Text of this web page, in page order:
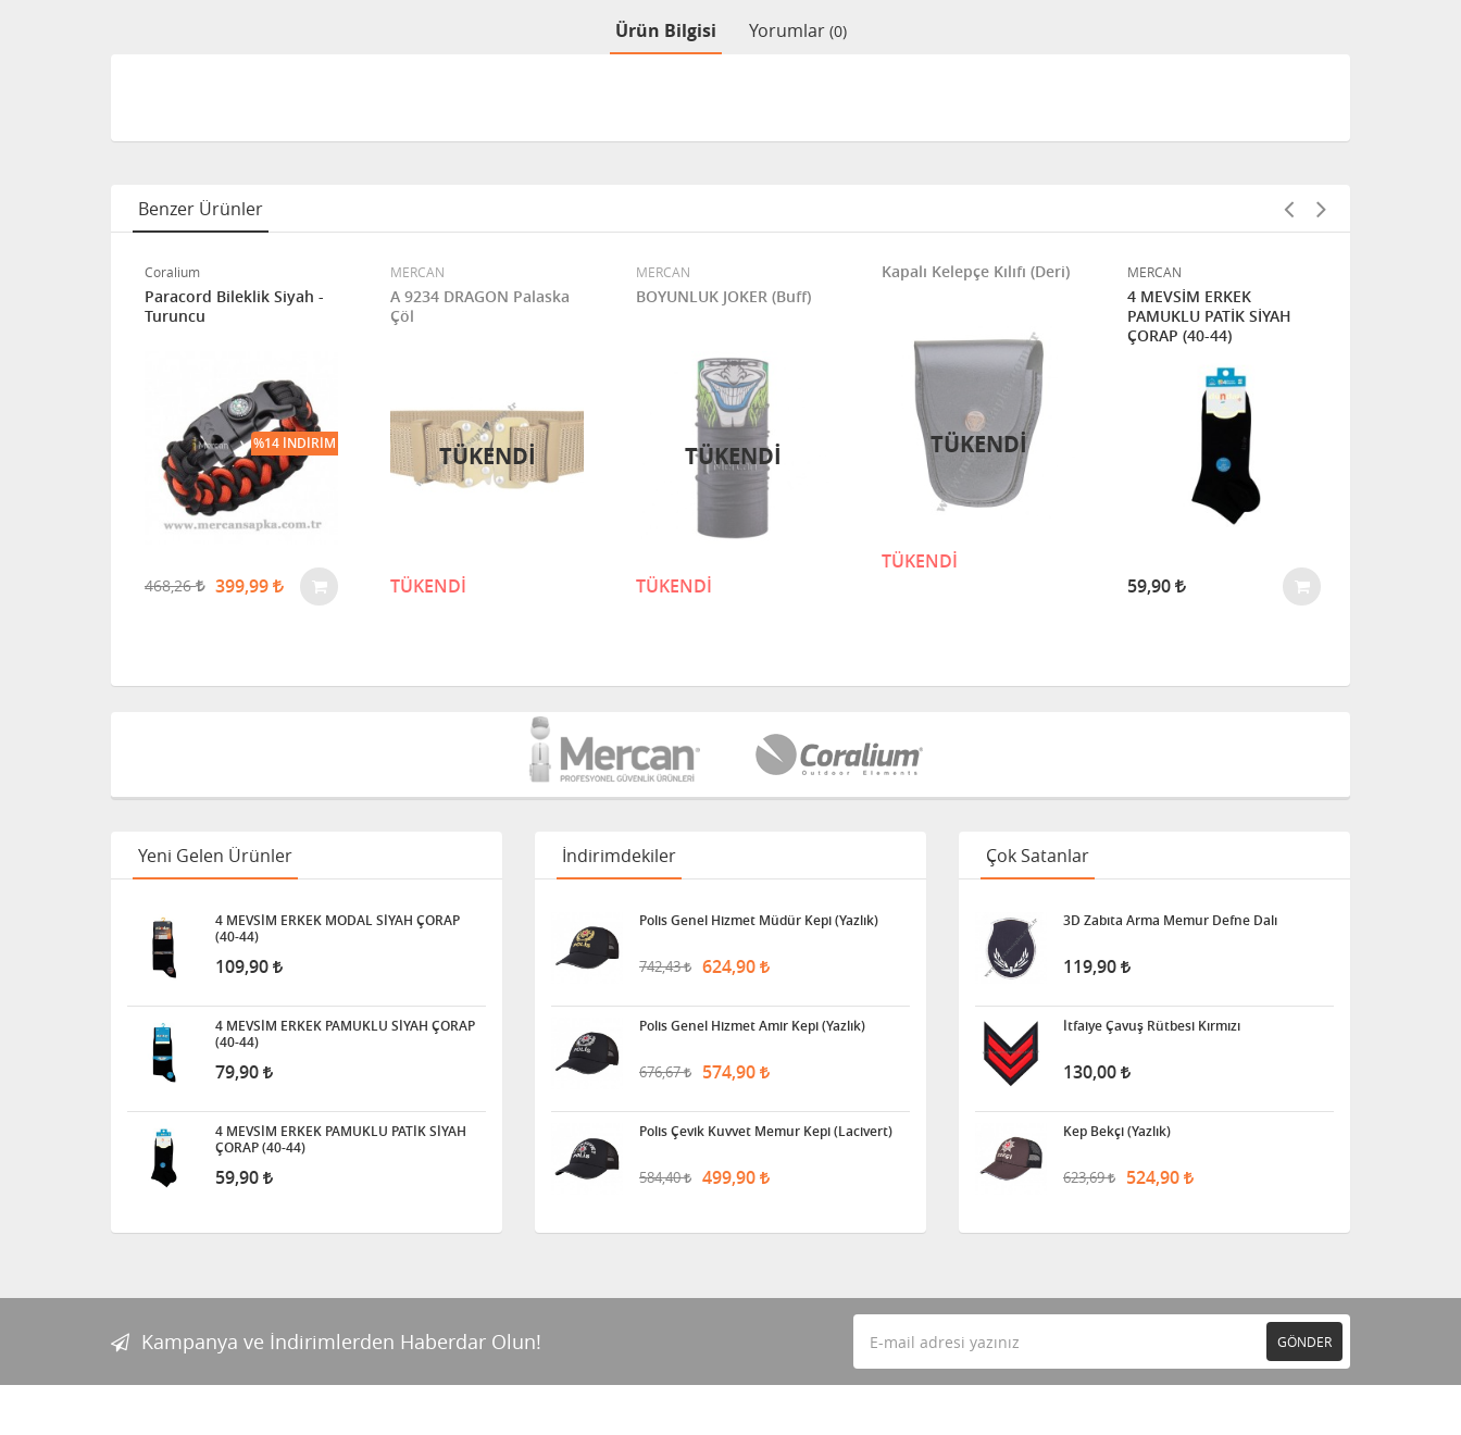
Ürün Bilgisi Yorumlar (0)
Benzer Ürünler
Coralium
Paracord Bileklik Siyah -
Turuncu
468,26 399,99
%14 İNDIRIM
MERCAN
A 9234 DRAGON Palaska
Çöl
TÜKENDİ
TÜKENDI
MERCAN
BOYUNLUK JOKER (Buff)
TÜKENDİ
TÜKENDI
Kapalı Kelepçe Kılıfı (Deri)
TÜKENDİ
TÜKENDI
MERCAN
4 MEVSİM ERKEK
PAMUKLU PATİK SİYAH
ÇORAP (40-44)
59,90
Yeni Gelen Ürünler
4 MEVSİM ERKEK MODAL SİYAH ÇORAP
(40-44)
109,90
4 MEVSİM ERKEK PAMUKLU SİYAH ÇORAP
(40-44)
79,90
4 MEVSİM ERKEK PAMUKLU PATİK SİYAH
ÇORAP (40-44)
59,90
İndirimdekiler
Polis Genel Hizmet Müdür Kepi (Yazlık)
742,43 624,90
Polis Genel Hizmet Amir Kepi (Yazlık)
676,67 574,90
Polis Çevik Kuvvet Memur Kepi (Lacivert)
584,40 499,90
Çok Satanlar
3D Zabıta Arma Memur Defne Dalı
119,90
İtfaiye Çavuş Rütbesi Kırmızı
130,00
Kep Bekçi (Yazlık)
623,69 524,90
Kampanya ve İndirimlerden Haberdar Olun! GÖNDER